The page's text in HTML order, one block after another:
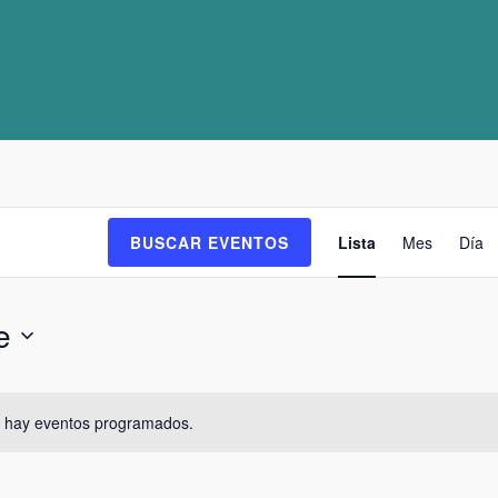
hay eventos programados.
BUSCAR EVENTOS
de
vistas
Lista Mes Día